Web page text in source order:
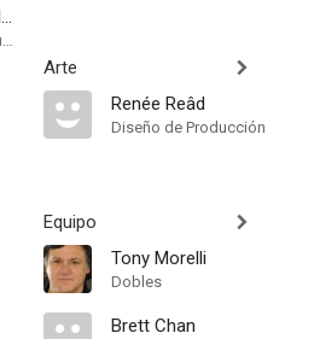
Golden Ring Productions
Compañía de Produccion
Arte
Renée Reâd
Diseño de Producción
Equipo
Tony Morelli
Dobles
Brett Chan